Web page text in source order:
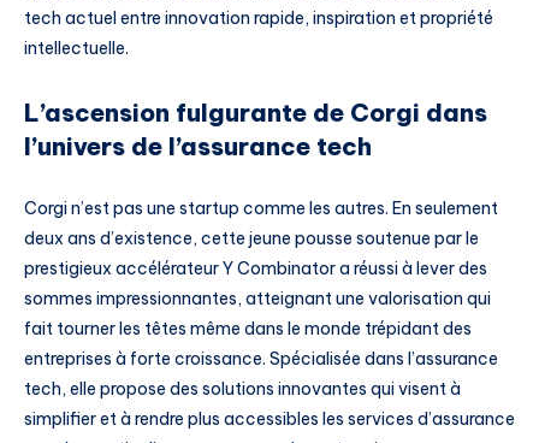
tech actuel entre innovation rapide, inspiration et propriété
intellectuelle.
L’ascension fulgurante de Corgi dans
l’univers de l’assurance tech
Corgi n’est pas une startup comme les autres. En seulement
deux ans d’existence, cette jeune pousse soutenue par le
prestigieux accélérateur Y Combinator a réussi à lever des
sommes impressionnantes, atteignant une valorisation qui
fait tourner les têtes même dans le monde trépidant des
entreprises à forte croissance. Spécialisée dans l’assurance
tech, elle propose des solutions innovantes qui visent à
simplifier et à rendre plus accessibles les services d’assurance